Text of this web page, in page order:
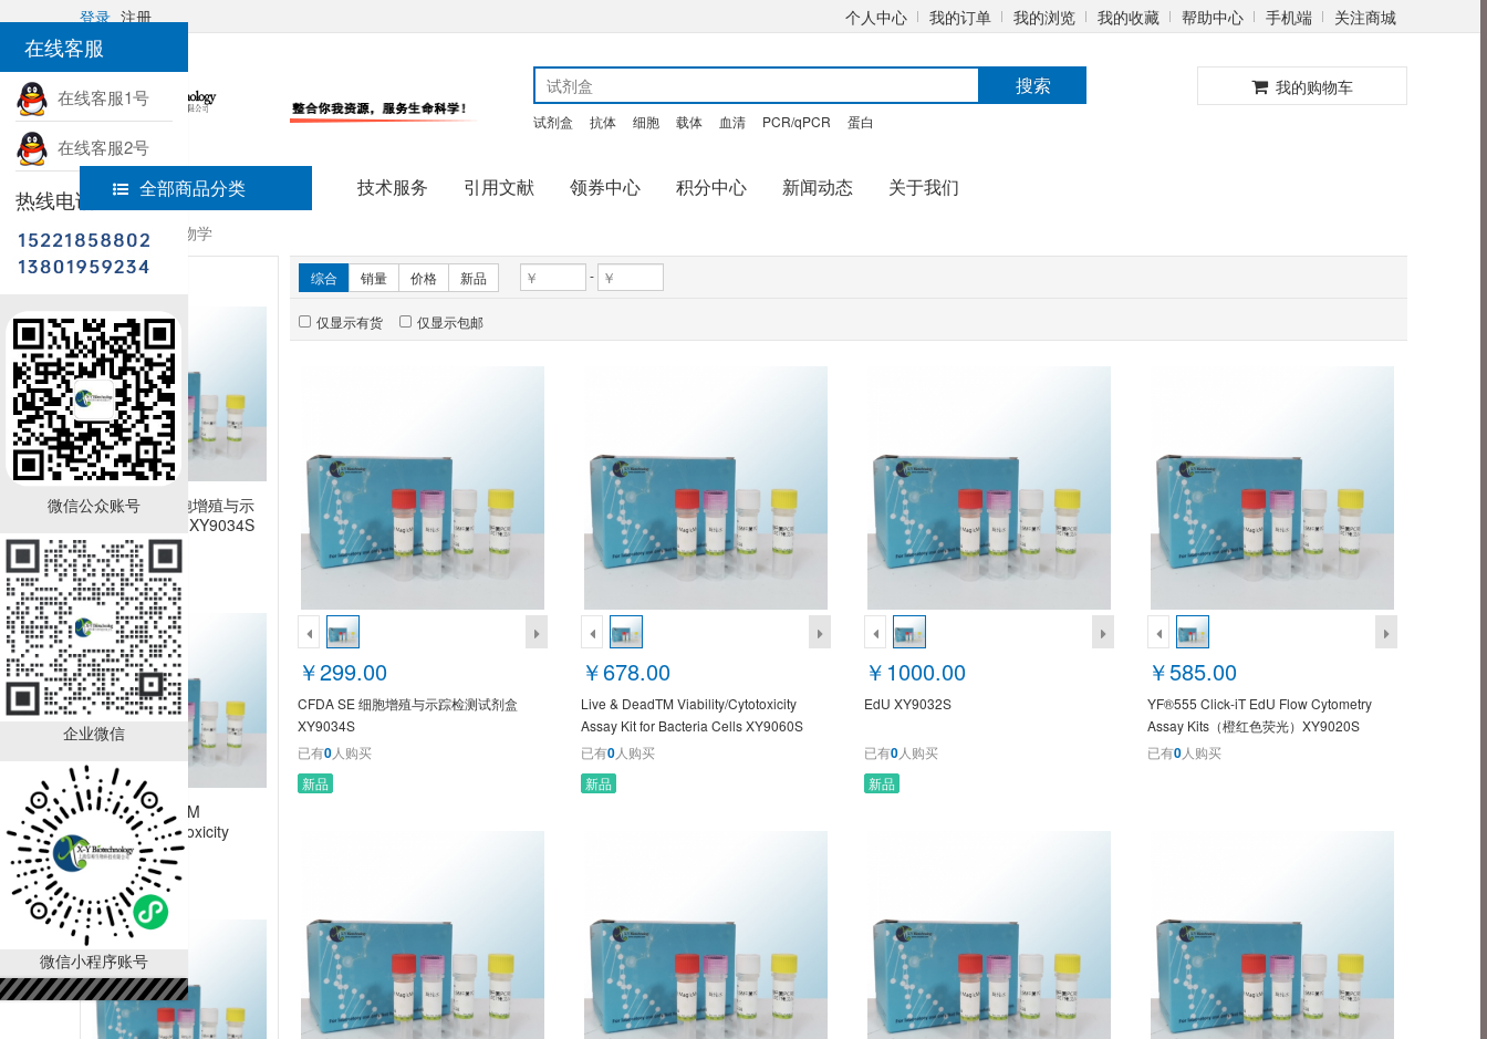
在线客服
在线客服1号
在线客服2号
热线电话
微信公众账号
企业微信
微信小程序账号
登录 注册 个人中心 我的订单 我的浏览 我的收藏 帮助中心 手机端 关注商城
搜索
试剂盒 抗体 细胞 载体 血清 PCR/qPCR 蛋白
我的购物车
全部商品分类 技术服务 引用文献 领券中心 积分中心 新闻动态 关于我们
首页
细胞生物学
新品推荐
CFDA SE 细胞增殖与示
踪检测试剂盒 XY9034S
￥299.00
已有0人购买
Live & DeadTM
Viability/Cytotoxicity
Assay Kit for Bacteria
Cells XY9060S
￥678.00
0人购买
综合 销量 价格 新品 -
仅显示有货 仅显示包邮
￥299.00
CFDA SE 细胞增殖与示踪检测试剂盒
XY9034S
已有0人购买
新品
￥678.00
Live & DeadTM Viability/Cytotoxicity
Assay Kit for Bacteria Cells XY9060S
已有0人购买
新品
￥1000.00
EdU XY9032S
已有0人购买
新品
￥585.00
YF®555 Click-iT EdU Flow Cytometry
Assay Kits（橙红色荧光）XY9020S
已有0人购买